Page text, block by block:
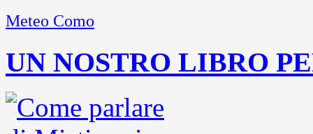
Meteo Como
UN NOSTRO LIBRO